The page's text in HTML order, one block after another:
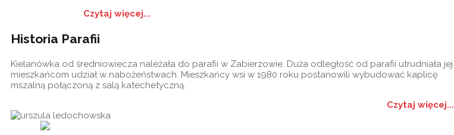
Czytaj więcej...
Historia Parafii
Kielanówka od średniowiecza należała do parafii w Zabierzowie. Duża odległość od parafii utrudniała jej
mieszkańcom udział w nabożeństwach. Mieszkańcy wsi w 1980 roku postanowili wybudować kaplicę
mszalną połączoną z salą katechetyczną.
Czytaj więcej...